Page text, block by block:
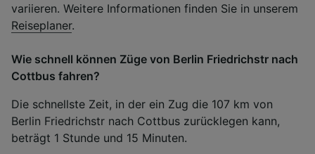
variieren. Weitere Informationen finden Sie in unserem
Reiseplaner.
Wie schnell können Züge von Berlin Friedrichstr nach
Cottbus fahren?
Die schnellste Zeit, in der ein Zug die 107 km von
Berlin Friedrichstr nach Cottbus zurücklegen kann,
beträgt 1 Stunde und 15 Minuten.